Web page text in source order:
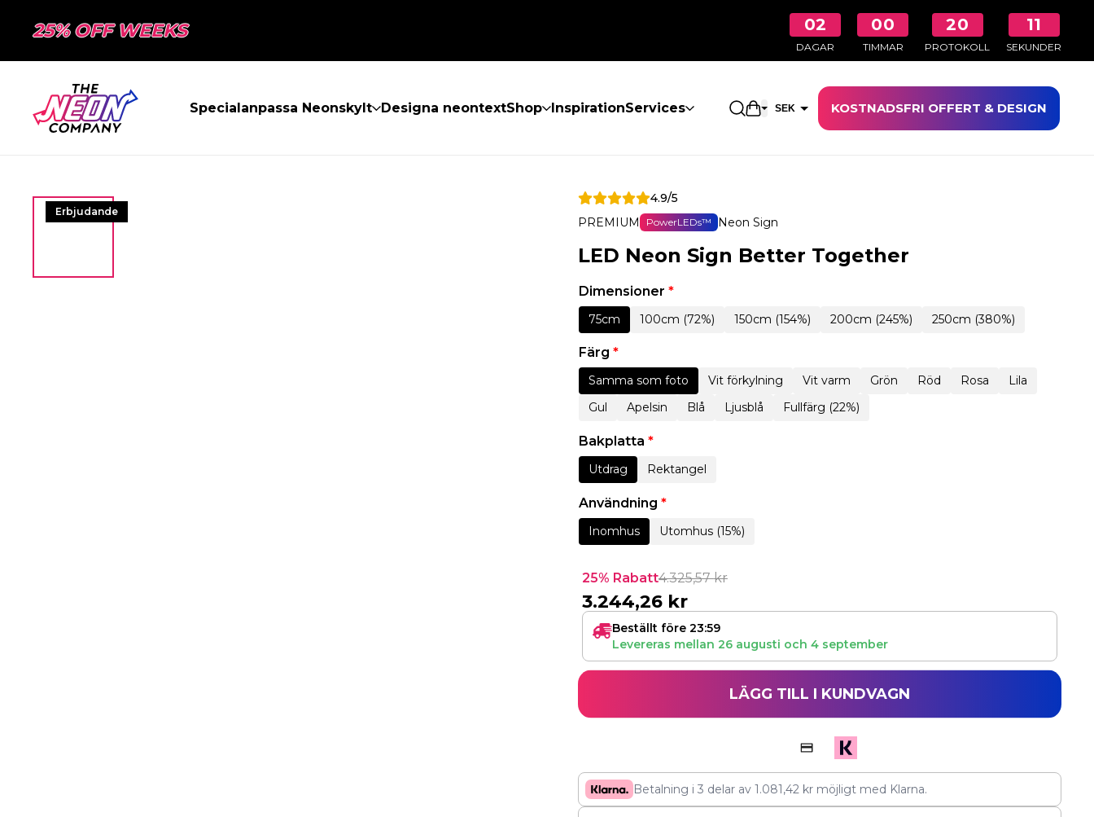
25% OFF WEEKS 02
DAGAR
00
TIMMAR
20
PROTOKOLL
10
SEKUNDER
Specialanpassa Neonskylt Designa neontextShop InspirationServices Öppna kundkorgen
SEK KOSTNADSFRI OFFERT & DESIGN
Erbjudande
4.9/5
PREMIUM
PowerLEDs™ Neon Sign
LED Neon Sign Better Together
Dimensioner *
75cm 100cm (72%) 150cm (154%) 200cm (245%) 250cm (380%)
Färg *
Samma som foto Vit förkylning Vit varm Grön Röd Rosa
Lila
Gul
Apelsin Blå Ljusblå Fullfärg (22%)
Bakplatta *
Utdrag Rektangel
Användning *
Inomhus Utomhus (15%)
25% Rabatt4.325,57kr
3.244,26 kr
Beställt före 23:59
Levereras mellan 26 augusti och 4 september
LÄGG TILL I KUNDVAGN
Betalning i 3 delar av1.081,42 kr möjligt med Klarna.